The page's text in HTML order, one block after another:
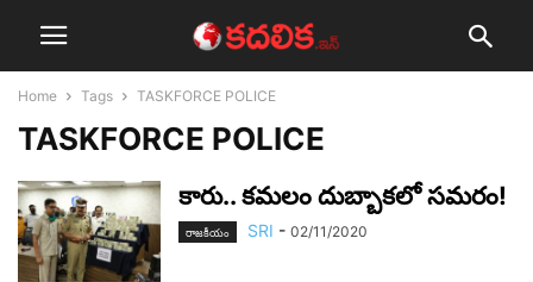
Home Tags TASKFORCE POLICE
TASKFORCE POLICE
కారు.. క‌మ‌లం దుబ్బాక‌లో స‌మ‌రం!
రాజ‌కీయం SRI - 02/11/2020